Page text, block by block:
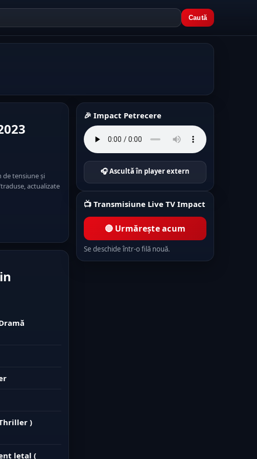
Caută
de tensiune și
actualizate
)
letal (
🎉 Impact Petrecere
🎧 Ascultă în player extern
📺 Transmisiune Live TV Impact
🔴 Urmărește acum
Se deschide într-o filă nouă.